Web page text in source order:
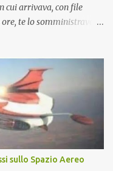
cui arrivava, con file
te lo somministravano
Ghiacciato, ma
Riproponiamo
sullo Spazio Aereo